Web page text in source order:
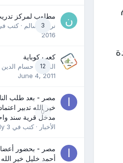
3
مطلوب لمركز
نرمين سالم · كتب
2016
12
كعب كوباية
المدرب حسام
June 4, 2011
0
مصر - بعد طلب
خير الله تدبير
مدخل قرية سند
الأخبار · كتب في 3
مصر - بحضور
أحمد خليل خير الله